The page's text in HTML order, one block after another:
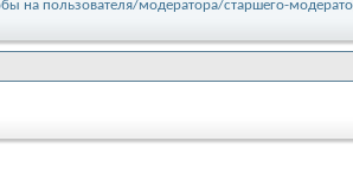
на пользователя/модератора/старшего-